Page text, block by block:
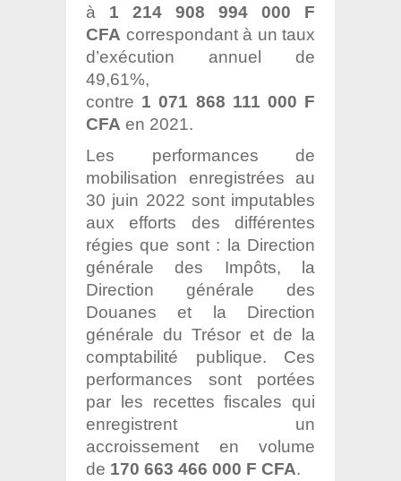
à 1 214 908 994 000 F
CFA correspondant à un taux
d’exécution annuel de
49,61%,
contre 1 071 868 111 000 F
CFA en 2021.
Les performances de
mobilisation enregistrées au
30 juin 2022 sont imputables
aux efforts des différentes
régies que sont : la Direction
générale des Impôts, la
Direction générale des
Douanes et la Direction
générale du Trésor et de la
comptabilité publique. Ces
performances sont portées
par les recettes fiscales qui
enregistrent un
accroissement en volume
de 170 663 466 000 F CFA.